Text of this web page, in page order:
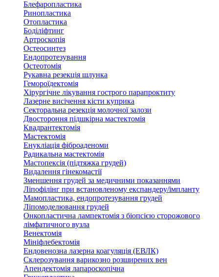
Блефаропластика
Ринопластика
Отопластика
Боділіфтинг
Артроскопія
Остеосинтез
Ендопротезування
Остеотомія
Рукавна резекція шлунка
Гемороїдектомія
Хірургічне лікування гострого парапроктиту
Лазерне висічення кісти куприка
Секторальна резекція молочної залози
Двостороння підшкірна мастектомія
Квадрантектомія
Мастектомія
Енукліація фіброаденоми
Радикальна мастектомія
Мастопексія (підтяжка грудей)
Видалення гінекомастії
Зменшення грудей за медичними показаннями
Ліпофілінг при встановленому експандеру/імпланту
Мамопластика, ендопротезування грудей
Ліпомоделювання грудей
Онкопластична лампектомія з біопсією сторожового
лімфатичного вузла
Венектомія
Мініфлебектомія
Ендовенозна лазерна коагуляція (ЕВЛК)
Склерозування варикозно розширених вен
Апендектомія лапароскопічна